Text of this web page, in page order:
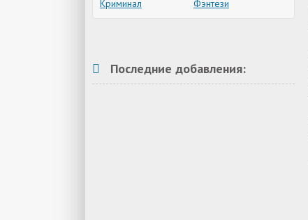
Криминал
Фэнтези
Последние добавления: